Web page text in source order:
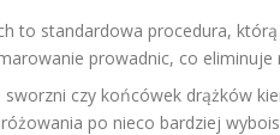
to standardowa procedura,
prowadnic, co eliminuje
czy końcówek drążków
po nieco bardziej